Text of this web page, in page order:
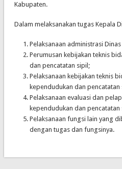
Kabupaten.
Dalam melaksanakan tugas Kepala
Pelaksanaan administrasi
Perumusan kebijakan teknis
dan pencatatan sipil;
Pelaksanaan kebijakan teknis
kependudukan dan pencatatan
Pelaksanaan evaluasi dan
kependudukan dan pencatatan
Pelaksanaan fungsi lain yang
dengan tugas dan fungsinya.